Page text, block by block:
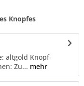
Knopfes
altgold Knopf-
Zu... mehr